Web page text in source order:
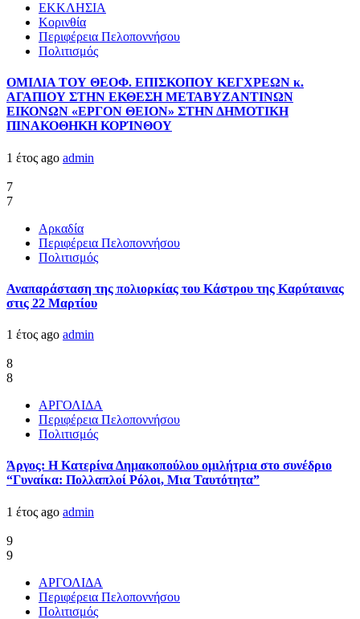
ΕΚΚΛΗΣΙΑ
Κορινθία
Περιφέρεια Πελοποννήσου
Πολιτισμός
ΟΜΙΛΙΑ ΤΟΥ ΘΕΟΦ. ΕΠΙΣΚΟΠΟΥ ΚΕΓΧΡΕΩΝ κ.
ΑΓΑΠΙΟΥ ΣΤΗΝ ΕΚΘΕΣΗ ΜΕΤΑΒΥΖΑΝΤΙΝΩΝ
ΕΙΚΟΝΩΝ «ΕΡΓΟΝ ΘΕΙΟΝ» ΣΤΗΝ ΔΗΜΟΤΙΚΗ
ΠΙΝΑΚΟΘΗΚΗ ΚΟΡΊΝΘΟΥ
1 έτος ago admin
7
7
Αρκαδία
Περιφέρεια Πελοποννήσου
Πολιτισμός
Αναπαράσταση της πολιορκίας του Κάστρου της Καρύταινας
στις 22 Μαρτίου
1 έτος ago admin
8
8
ΑΡΓΟΛΙΔΑ
Περιφέρεια Πελοποννήσου
Πολιτισμός
Άργος: Η Κατερίνα Δημακοπούλου ομιλήτρια στο συνέδριο
“Γυναίκα: Πολλαπλοί Ρόλοι, Μια Ταυτότητα”
1 έτος ago admin
9
9
ΑΡΓΟΛΙΔΑ
Περιφέρεια Πελοποννήσου
Πολιτισμός